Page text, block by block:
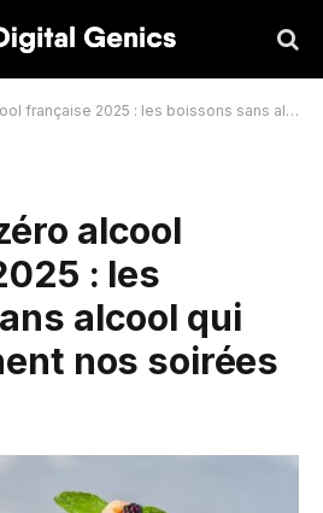
2025 : les boissons sans alcool qui révolutionnent nos soirées
alcool
: les
alcool qui
nos soirées